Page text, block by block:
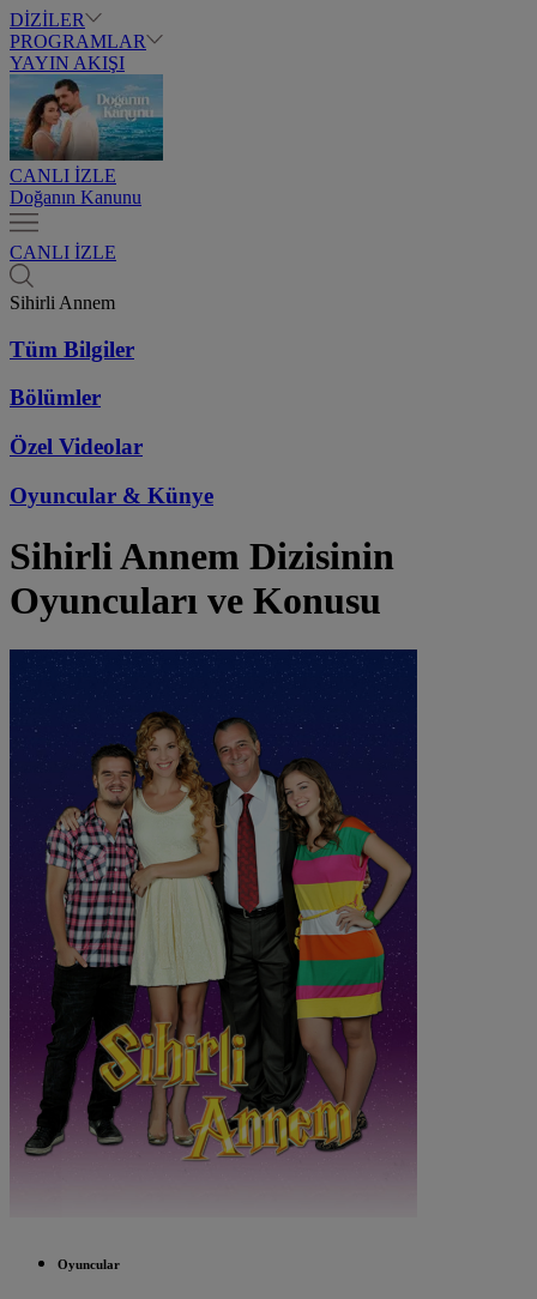
DİZİLER
PROGRAMLAR
YAYIN AKIŞI
CANLI İZLE
Doğanın Kanunu
CANLI İZLE
Sihirli Annem
Tüm Bilgiler
Bölümler
Özel Videolar
Oyuncular & Künye
Sihirli Annem Dizisinin
Oyuncuları ve Konusu
Oyuncular